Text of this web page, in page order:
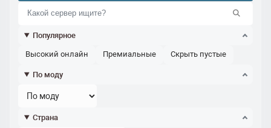
Популярное
Высокий онлайн Премиальные Скрыть пустые
По моду
Страна